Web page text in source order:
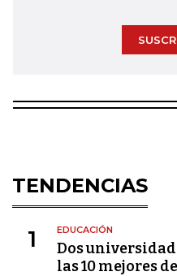
TENDENCIAS
1 EDUCACIÓN
Dos
las 10 mejores